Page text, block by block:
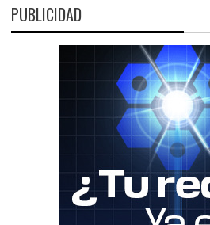
PUBLICIDAD